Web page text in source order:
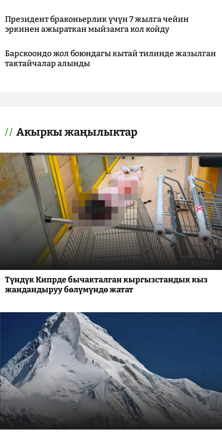
Президент браконьерлик үчүн 7 жылга чейин
эркинен ажыраткан мыйзамга кол койду
Барскоондо жол боюндагы кытай тилинде жазылган
тактайчалар алынды
Акыркы жаңылыктар
Түндүк Кипрде бычакталган кыргызстандык кыз
жандандыруу бөлүмүндө жатат